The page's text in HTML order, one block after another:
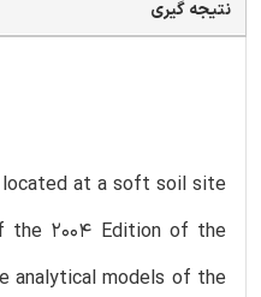
نتیجه گیری
located at a soft soil site
the 2004 Edition of the
analytical models of the